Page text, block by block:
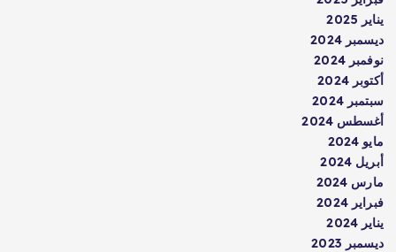
يناير 2025
ديسمبر 2024
نوفمبر 2024
أكتوبر 2024
سبتمبر 2024
أغسطس 2024
مايو 2024
أبريل 2024
مارس 2024
فبراير 2024
يناير 2024
ديسمبر 2023